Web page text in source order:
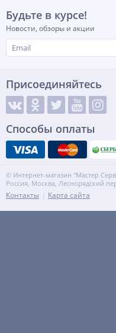
Будьте в курсе!
Новости, обзоры и акции
Присоединяйтесь
Способы оплаты
© Интернет-магазин "Мастер
Россия, Москва, Леснорядский
Контакты Карта сайта